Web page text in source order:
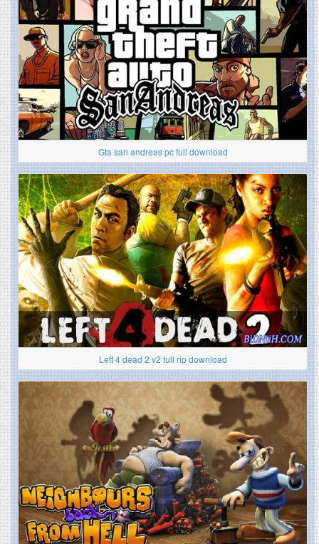
Gta san andreas pc full download
Left 4 dead 2 v2 full rip download